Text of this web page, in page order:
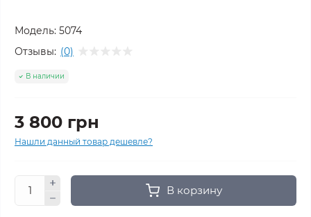
Модель: 5074
Отзывы: (0)
В наличии
3 800 грн
Нашли данный товар дешевле?
В корзину